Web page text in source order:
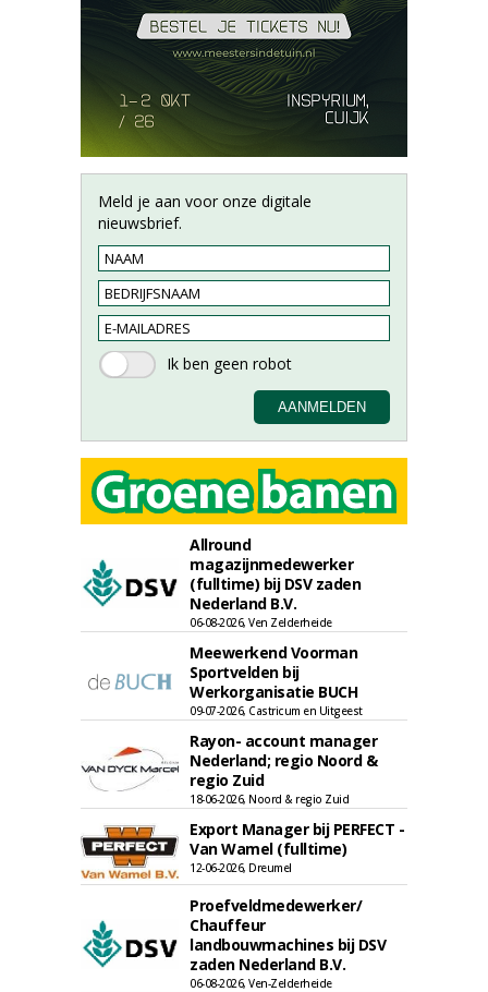
Meld je aan voor onze digitale
nieuwsbrief.
Allround
magazijnmedewerker
(fulltime) bij DSV zaden
Nederland B.V.
06-08-2026, Ven Zelderheide
Meewerkend Voorman
Sportvelden bij
Werkorganisatie BUCH
09-07-2026, Castricum en Uitgeest
Rayon- account manager
Nederland; regio Noord &
regio Zuid
18-06-2026, Noord & regio Zuid
Export Manager bij PERFECT -
Van Wamel (fulltime)
12-06-2026, Dreumel
Proefveldmedewerker/
Chauffeur
landbouwmachines bij DSV
zaden Nederland B.V.
06-08-2026, Ven-Zelderheide